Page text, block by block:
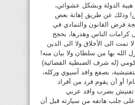
الدولة وبشكل عشوائي،
وذلك عن طريق إهانة بعض
فرض القانون والتمادي في
كرامات الناس وهدرها، بحجج
تمت الى الأخلاق ولا الى الدين
الله بها من سلطان ولا بيان منه!
(له شرف الضبطية القضائية)
بصفع وافد آسيوي وركله،
أو أن يقوم فرد من أفراد
تفتيش بضرب وافد عربي
على جلب هاتفه من سيارته قبل أن